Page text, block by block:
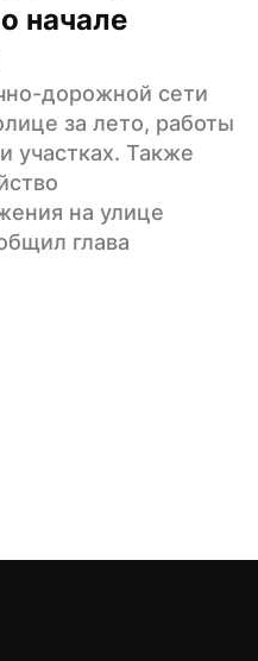
начале
дорожной сети
за лето, работы
участках. Также
на улице
глава